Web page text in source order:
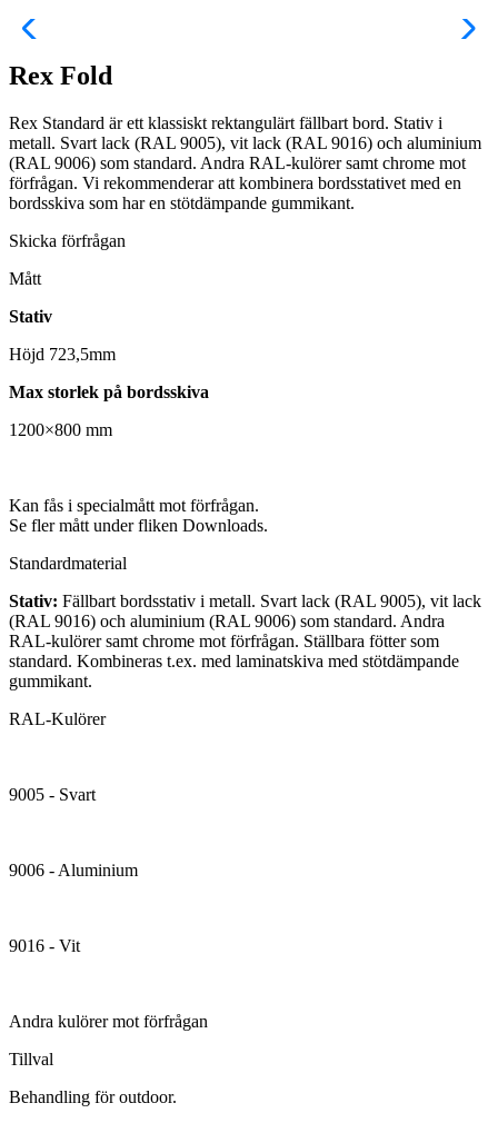
Rex Fold
Rex Standard är ett klassiskt rektangulärt fällbart bord. Stativ i
metall. Svart lack (RAL 9005), vit lack (RAL 9016) och aluminium
(RAL 9006) som standard. Andra RAL-kulörer samt chrome mot
förfrågan. Vi rekommenderar att kombinera bordsstativet med en
bordsskiva som har en stötdämpande gummikant.
Skicka förfrågan
Mått
Stativ
Höjd 723,5mm
Max storlek på bordsskiva
1200×800 mm
Kan fås i specialmått mot förfrågan.
Se fler mått under fliken Downloads.
Standardmaterial
Stativ: Fällbart bordsstativ i metall. Svart lack (RAL 9005), vit lack
(RAL 9016) och aluminium (RAL 9006) som standard. Andra
RAL-kulörer samt chrome mot förfrågan. Ställbara fötter som
standard. Kombineras t.ex. med laminatskiva med stötdämpande
gummikant.
RAL-Kulörer
9005 - Svart
9006 - Aluminium
9016 - Vit
Andra kulörer mot förfrågan
Tillval
Behandling för outdoor.